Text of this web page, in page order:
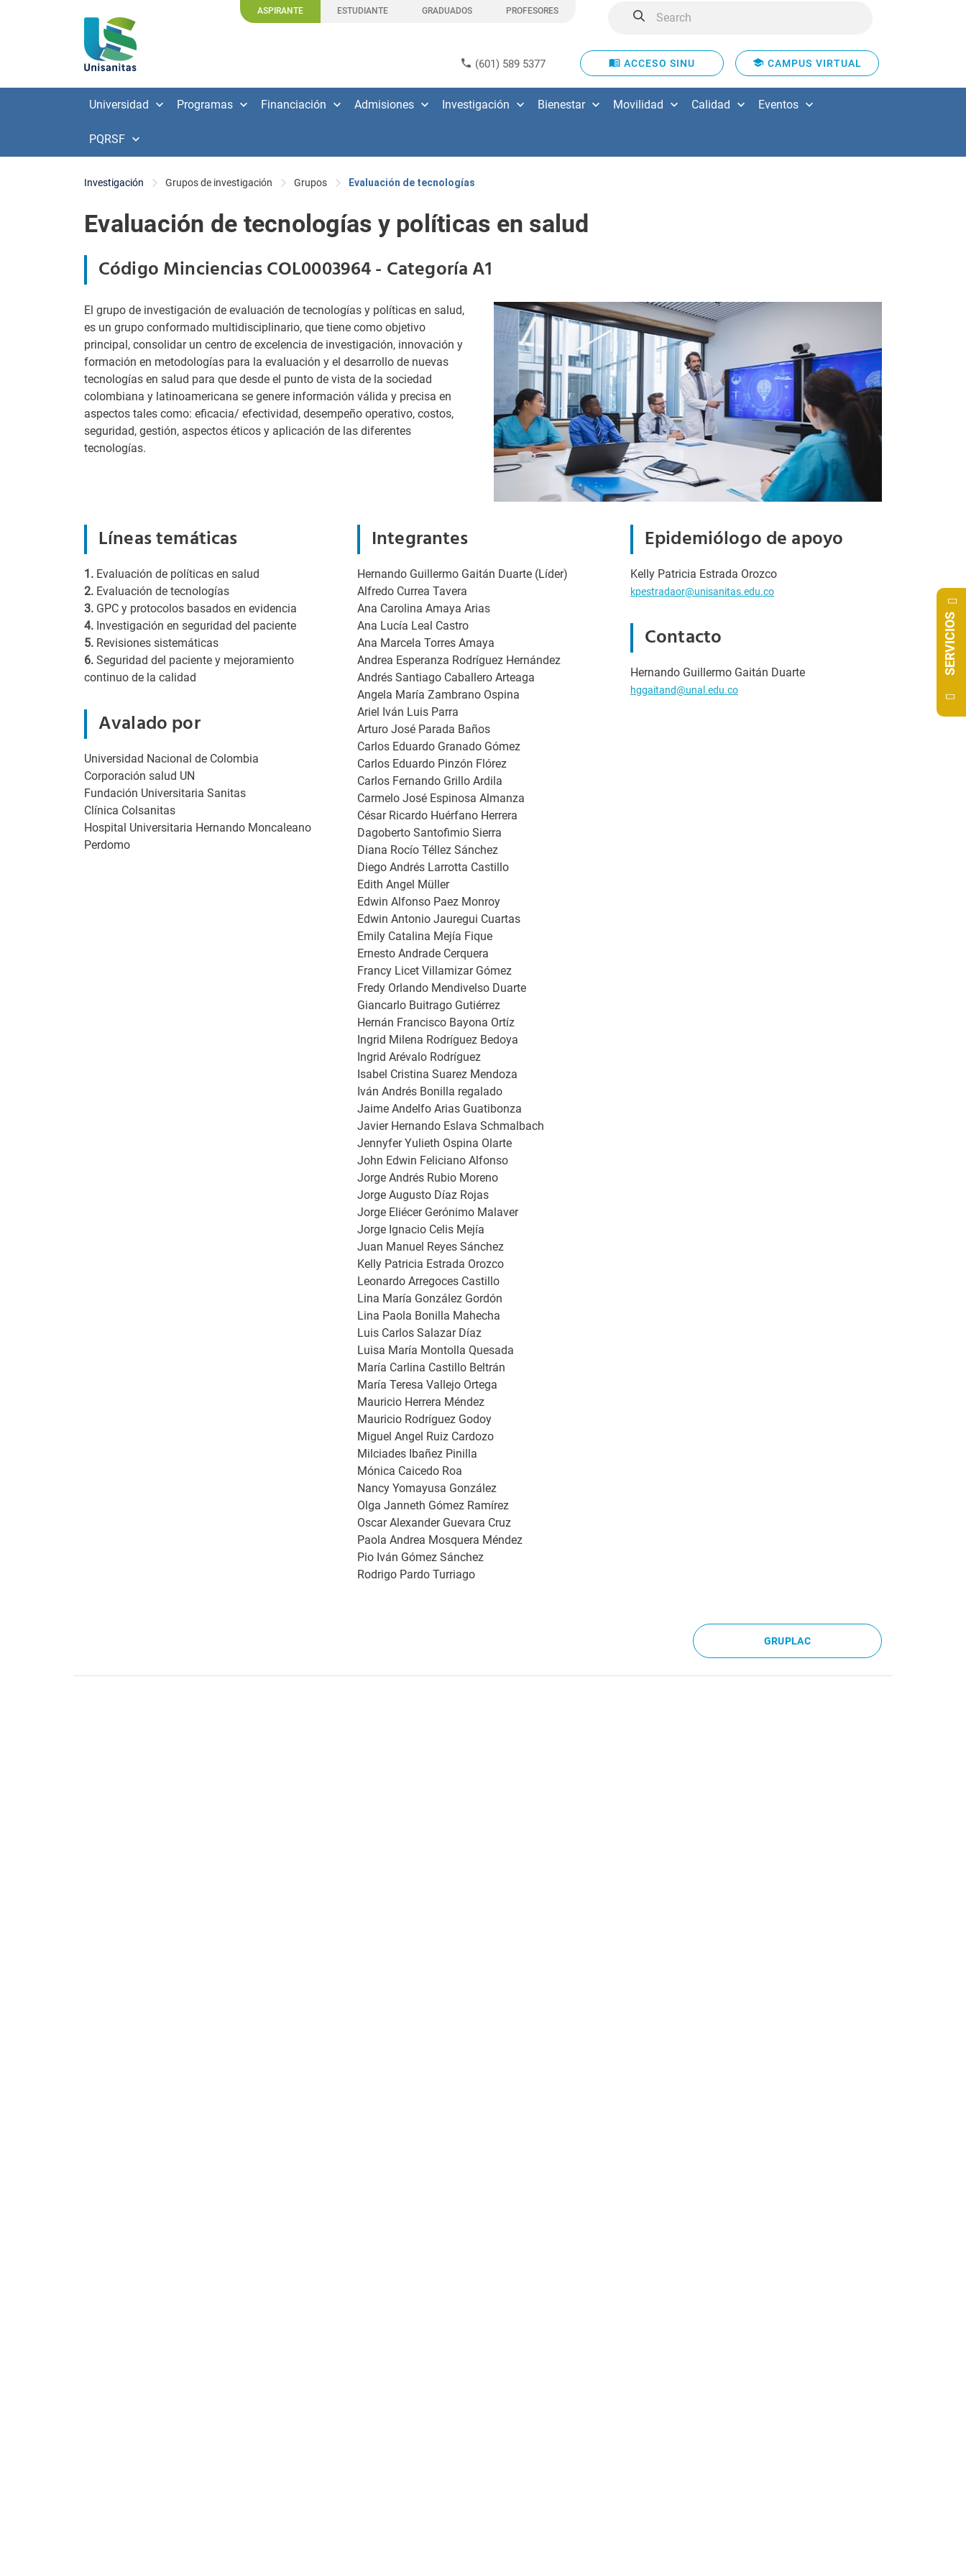
ASPIRANTE ESTUDIANTE GRADUADOS PROFESORES
(601) 589 5377 ACCESO SINU CAMPUS VIRTUAL
Universidad Programas Financiación Admisiones Investigación Bienestar Movilidad Calidad Eventos
PQRSF
Investigación Grupos de investigación Grupos Evaluación de tecnologías
Evaluación de tecnologías y políticas en salud
Código Minciencias COL0003964 - Categoría A1
El grupo de investigación de evaluación de tecnologías y políticas en salud,
es un grupo conformado multidisciplinario, que tiene como objetivo
principal, consolidar un centro de excelencia de investigación, innovación y
formación en metodologías para la evaluación y el desarrollo de nuevas
tecnologías en salud para que desde el punto de vista de la sociedad
colombiana y latinoamericana se genere información válida y precisa en
aspectos tales como: eficacia/ efectividad, desempeño operativo, costos,
seguridad, gestión, aspectos éticos y aplicación de las diferentes
tecnologías.
Líneas temáticas
1. Evaluación de políticas en salud
2. Evaluación de tecnologías
3. GPC y protocolos basados en evidencia
4. Investigación en seguridad del paciente
5. Revisiones sistemáticas
6. Seguridad del paciente y mejoramiento
continuo de la calidad
Avalado por
Universidad Nacional de Colombia
Corporación salud UN
Fundación Universitaria Sanitas
Clínica Colsanitas
Hospital Universitaria Hernando Moncaleano
Perdomo
Integrantes
Hernando Guillermo Gaitán Duarte (Líder)
Alfredo Currea Tavera
Ana Carolina Amaya Arias
Ana Lucía Leal Castro
Ana Marcela Torres Amaya
Andrea Esperanza Rodríguez Hernández
Andrés Santiago Caballero Arteaga
Angela María Zambrano Ospina
Ariel Iván Luis Parra
Arturo José Parada Baños
Carlos Eduardo Granado Gómez
Carlos Eduardo Pinzón Flórez
Carlos Fernando Grillo Ardila
Carmelo José Espinosa Almanza
César Ricardo Huérfano Herrera
Dagoberto Santofimio Sierra
Diana Rocío Téllez Sánchez
Diego Andrés Larrotta Castillo
Edith Angel Müller
Edwin Alfonso Paez Monroy
Edwin Antonio Jauregui Cuartas
Emily Catalina Mejía Fique
Ernesto Andrade Cerquera
Francy Licet Villamizar Gómez
Fredy Orlando Mendivelso Duarte
Giancarlo Buitrago Gutiérrez
Hernán Francisco Bayona Ortíz
Ingrid Milena Rodríguez Bedoya
Ingrid Arévalo Rodríguez
Isabel Cristina Suarez Mendoza
Iván Andrés Bonilla regalado
Jaime Andelfo Arias Guatibonza
Javier Hernando Eslava Schmalbach
Jennyfer Yulieth Ospina Olarte
John Edwin Feliciano Alfonso
Jorge Andrés Rubio Moreno
Jorge Augusto Díaz Rojas
Jorge Eliécer Gerónimo Malaver
Jorge Ignacio Celis Mejía
Juan Manuel Reyes Sánchez
Kelly Patricia Estrada Orozco
Leonardo Arregoces Castillo
Lina María González Gordón
Lina Paola Bonilla Mahecha
Luis Carlos Salazar Díaz
Luisa María Montolla Quesada
María Carlina Castillo Beltrán
María Teresa Vallejo Ortega
Mauricio Herrera Méndez
Mauricio Rodríguez Godoy
Miguel Angel Ruiz Cardozo
Milciades Ibañez Pinilla
Mónica Caicedo Roa
Nancy Yomayusa González
Olga Janneth Gómez Ramírez
Oscar Alexander Guevara Cruz
Paola Andrea Mosquera Méndez
Pio Iván Gómez Sánchez
Rodrigo Pardo Turriago
Epidemiólogo de apoyo
Kelly Patricia Estrada Orozco
kpestradaor@unisanitas.edu.co
Contacto
Hernando Guillermo Gaitán Duarte
hggaitand@unal.edu.co
GRUPLAC
SERVICIOS